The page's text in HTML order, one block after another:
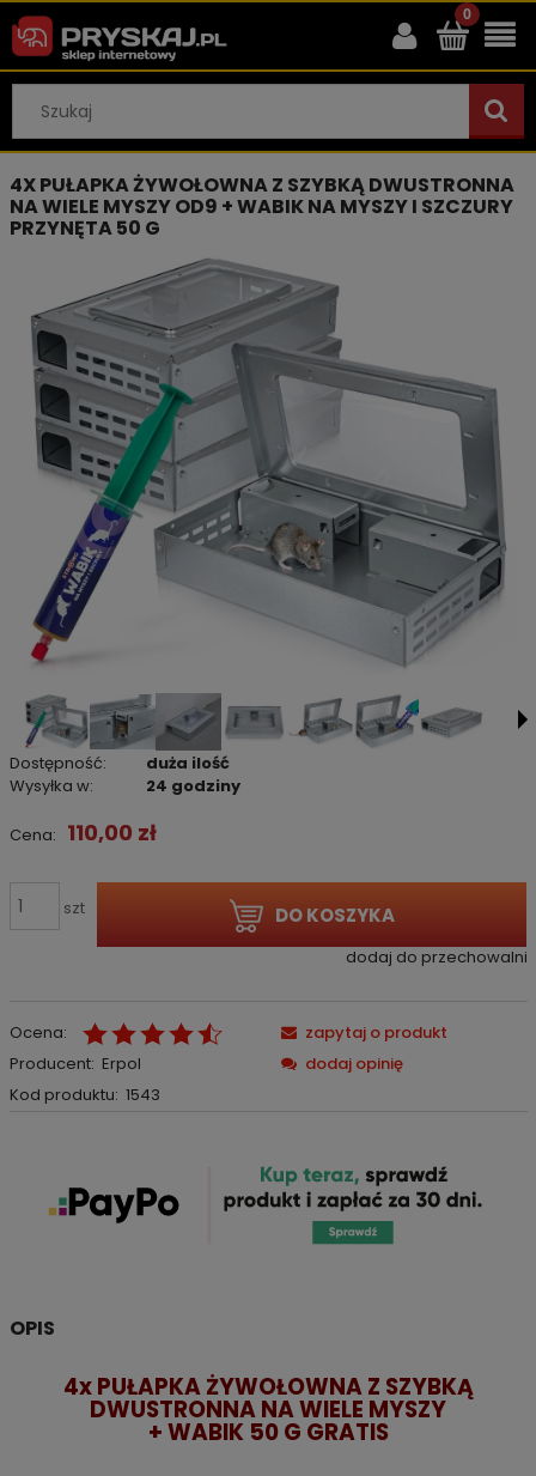
4X PUŁAPKA ŻYWOŁOWNA Z SZYBKĄ DWUSTRONNA
NA WIELE MYSZY OD9 + WABIK NA MYSZY I SZCZURY
PRZYNĘTA 50 G
Dostępność:
duża ilość
Wysyłka w:
24 godziny
Cena: 110,00 zł
szt DO KOSZYKA
dodaj do przechowalni
Ocena:
Producent: Erpol
Kod produktu: 1543
zapytaj o produkt
dodaj opinię
OPIS
4x PUŁAPKA ŻYWOŁOWNA Z SZYBKĄ
DWUSTRONNANA WIELE MYSZY
+ WABIK 50 G GRATIS